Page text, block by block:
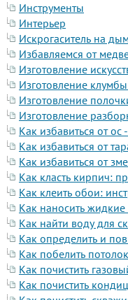
Инструменты
Интерьер
Искрогаситель на
Избавляемся от
Изготовление
Изготовление
Изготовление
Изготовление
Как избавиться от
Как избавиться от
Как избавиться от
Как класть кирпич:
Как клеить обои:
Как наносить жидкие
Как найти воду для
Как определить и
Как побелить
Как почистить
Как почистить